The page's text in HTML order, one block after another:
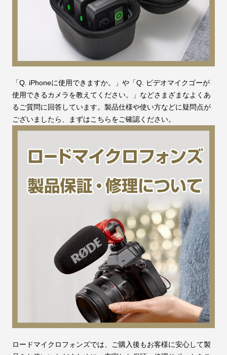
「Q. iPhoneに使用できますか。」や「Q. ビデオマイクゴーが
使用できるカメラを教えてください。」などさまざまなよくあ
るご質問に回答しています。製品仕様や使い方などに疑問点が
ございましたら、まずはこちらをご確認ください。
ロードマイクロフォンズでは、ご購入後もお客様に安心して製